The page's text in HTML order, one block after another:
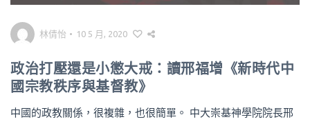
林倩怡 • 10 5 月, 2020
政治打壓還是小懲大戒：讀邢福增《新時代中
國宗教秩序與基督教》
中國的政教關係，很複雜，也很簡單。 中大崇基神學院院長邢